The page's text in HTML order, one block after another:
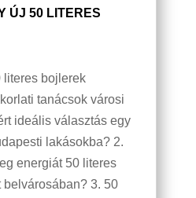
ÚJ 50 LITERES
literes bojlerek
tanácsok városi
ideális választás egy
lakásokba? 2.
energiát 50 literes
belvárosában? 3. 50